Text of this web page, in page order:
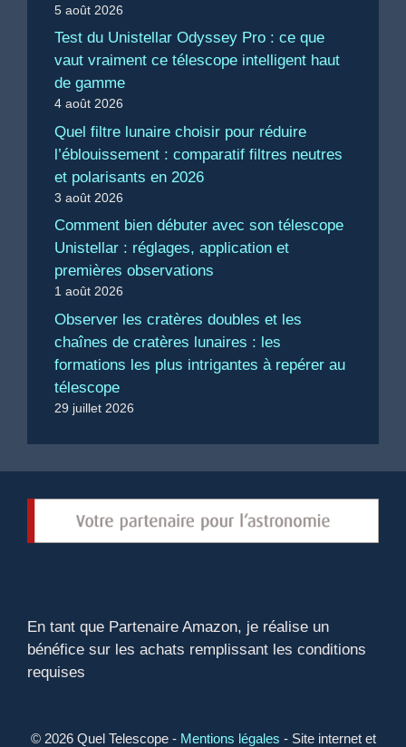
5 août 2026
Test du Unistellar Odyssey Pro : ce que
vaut vraiment ce télescope intelligent haut
de gamme
4 août 2026
Quel filtre lunaire choisir pour réduire
l’éblouissement : comparatif filtres neutres
et polarisants en 2026
3 août 2026
Comment bien débuter avec son télescope
Unistellar : réglages, application et
premières observations
1 août 2026
Observer les cratères doubles et les
chaînes de cratères lunaires : les
formations les plus intrigantes à repérer au
télescope
29 juillet 2026
En tant que Partenaire Amazon, je réalise un
bénéfice sur les achats remplissant les conditions
requises
© 2026 Quel Telescope - Mentions légales - Site internet et